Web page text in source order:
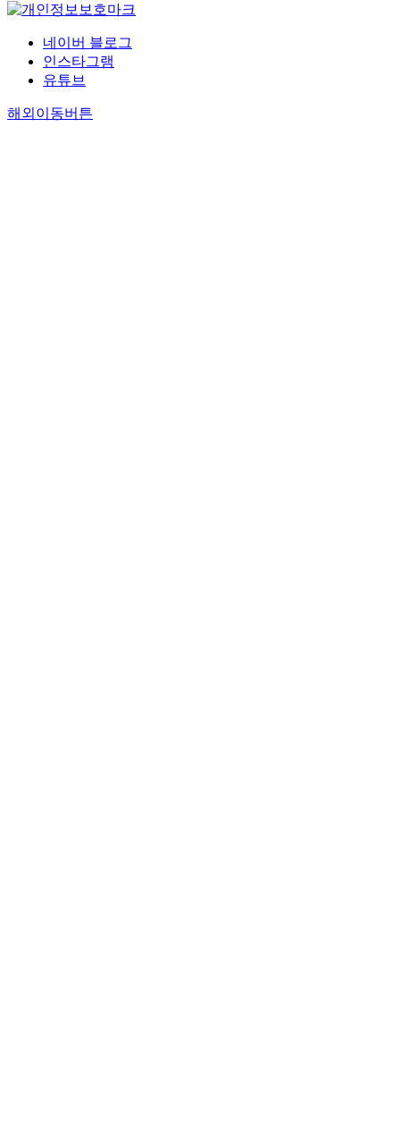
네이버 블로그
인스타그램
유튜브
해외이동버튼